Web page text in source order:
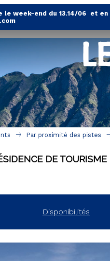
le week-end du 13.14/06 et
Par proximité des pistes
DE TOURISME
Disponibilités